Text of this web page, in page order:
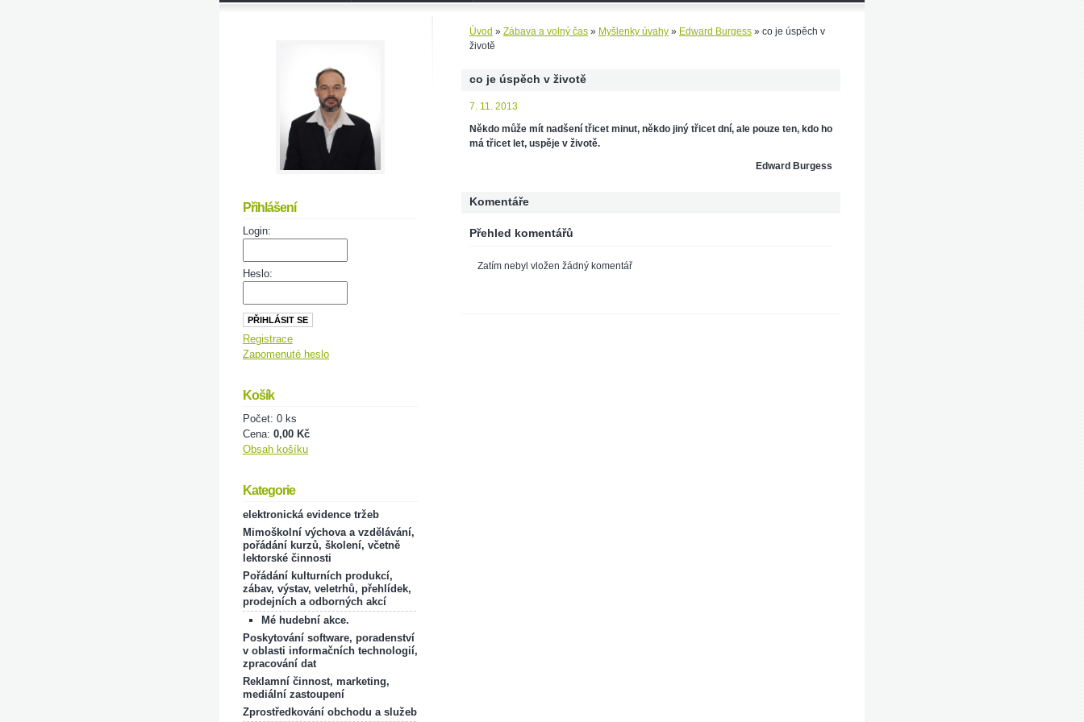
Úvod » Zábava a volný čas » Myšlenky úvahy » Edward Burgess » co je úspěch v
životě
co je úspěch v životě
7. 11. 2013
Někdo může mít nadšení třicet minut, někdo jiný třicet dní, ale pouze ten, kdo ho
má třicet let, uspěje v životě.
Edward Burgess
Komentáře
Přehled komentářů
Zatím nebyl vložen žádný komentář
Přihlášení
Login:
Heslo:
Registrace
Zapomenuté heslo
Košík
Počet: 0 ks
Cena: 0,00 Kč
Obsah košíku
Kategorie
elektronická evidence tržeb
Mimoškolní výchova a vzdělávání,
pořádání kurzů, školení, včetně
lektorské činnosti
Pořádání kulturních produkcí,
zábav, výstav, veletrhů, přehlídek,
prodejních a odborných akcí
Mé hudební akce.
Poskytování software, poradenství
v oblasti informačních technologií,
zpracování dat
Reklamní činnost, marketing,
mediální zastoupení
Zprostředkování obchodu a služeb